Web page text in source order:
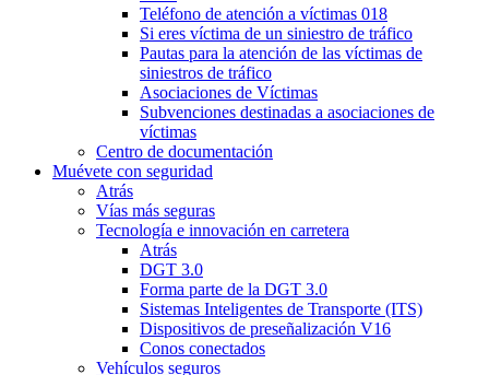
Teléfono de atención a víctimas 018
Si eres víctima de un siniestro de tráfico
Pautas para la atención de las víctimas de
siniestros de tráfico
Asociaciones de Víctimas
Subvenciones destinadas a asociaciones de
víctimas
Centro de documentación
Muévete con seguridad
Atrás
Vías más seguras
Tecnología e innovación en carretera
Atrás
DGT 3.0
Forma parte de la DGT 3.0
Sistemas Inteligentes de Transporte (ITS)
Dispositivos de preseñalización V16
Conos conectados
Vehículos seguros